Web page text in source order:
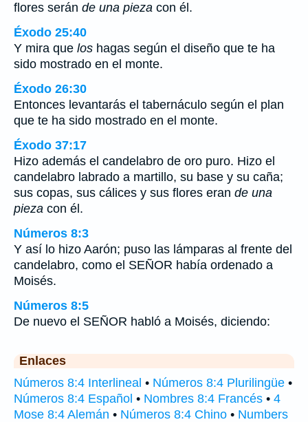
flores serán de una pieza con él.
Éxodo 25:40
Y mira que los hagas según el diseño que te ha
sido mostrado en el monte.
Éxodo 26:30
Entonces levantarás el tabernáculo según el plan
que te ha sido mostrado en el monte.
Éxodo 37:17
Hizo además el candelabro de oro puro. Hizo el
candelabro labrado a martillo, su base y su caña;
sus copas, sus cálices y sus flores eran de una
pieza con él.
Números 8:3
Y así lo hizo Aarón; puso las lámparas al frente del
candelabro, como el SEÑOR había ordenado a
Moisés.
Números 8:5
De nuevo el SEÑOR habló a Moisés, diciendo:
Enlaces
Números 8:4 Interlineal • Números 8:4 Plurilingüe •
Números 8:4 Español • Nombres 8:4 Francés • 4
Mose 8:4 Alemán • Números 8:4 Chino • Numbers